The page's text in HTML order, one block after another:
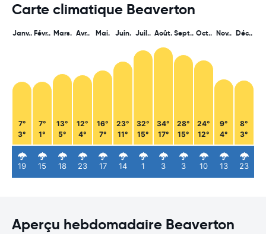
Carte climatique Beaverton
Janv..
7°
3°
19
Févr..
7°
1°
15
Mars.
13°
5°
18
Avr..
12°
4°
23
Mai.
16°
7°
17
Juin.
23°
11°
14
Juil..
32°
15°
1
Août.
34°
17°
3
Sept..
28°
15°
3
Oct..
24°
12°
10
Nov..
9°
4°
13
Déc..
8°
3°
23
Aperçu hebdomadaire Beaverton